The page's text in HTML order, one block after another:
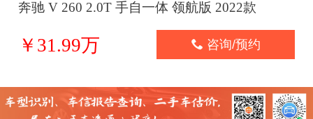
奔驰 V 260 2.0T 手自一体 领航版 2022款
￥31.99万  咨询/预约